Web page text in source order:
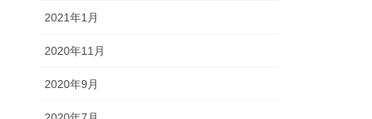
2021年1月
2020年11月
2020年9月